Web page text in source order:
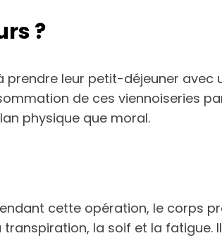
?
leur petit-déjeuner avec
de ces viennoiseries
physique que moral.
cette opération, le corps
la soif et la fatigue.